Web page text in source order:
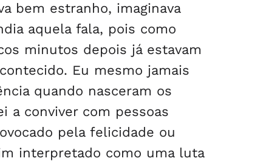
bem estranho, imaginava
aquela fala, pois como
minutos depois já estavam
Eu mesmo jamais
quando nasceram os
a conviver com pessoas
pela felicidade ou
interpretado como uma luta